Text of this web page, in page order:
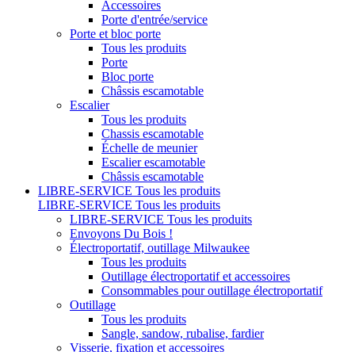
Accessoires
Porte d'entrée/service
Porte et bloc porte
Tous les produits
Porte
Bloc porte
Châssis escamotable
Escalier
Tous les produits
Chassis escamotable
Échelle de meunier
Escalier escamotable
Châssis escamotable
LIBRE-SERVICE Tous les produits
LIBRE-SERVICE Tous les produits
LIBRE-SERVICE Tous les produits
Envoyons Du Bois !
Électroportatif, outillage Milwaukee
Tous les produits
Outillage électroportatif et accessoires
Consommables pour outillage électroportatif
Outillage
Tous les produits
Sangle, sandow, rubalise, fardier
Visserie, fixation et accessoires